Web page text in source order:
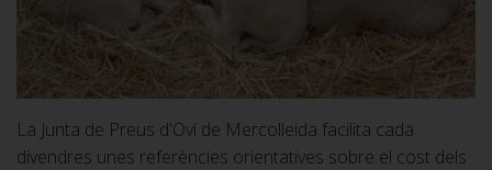
La Junta de Preus d'Oví de Mercolleida facilita cada
divendres unes referències orientatives sobre el cost dels